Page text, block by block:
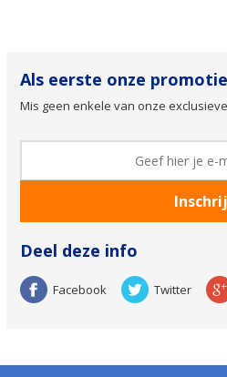
Als eerste onze
Mis geen enkele van onze
Deel deze info
Facebook Twitter